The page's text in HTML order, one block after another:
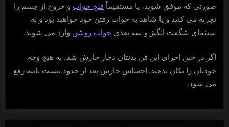
صورتی که موفق شوید، یا مستقیماً فلج خواب و خروج از جسم را
تجربه می کنید و یا شاهد به خواب رفتن خود خواهید بود و به
سینمای شگفت انگیز و سه بعدی خواب روشن وارد می شوید.
اگر در حین اجرای این فن بدنتان دچار خارش شد، به هیچ وجه
خودتان را تکان ندهید. احساس خارش بعد از حدود بیست ثانیه رفع
می شود.